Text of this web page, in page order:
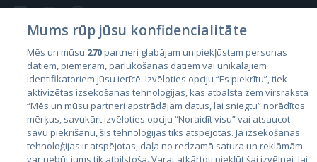
Valstis
Igaunija
Latvija
Lietuva
Mums rūp jūsu konfidencialitāte
Mēs un mūsu 270partneri glabājam un piekļūstam personas
datiem, piemēram, pārlūkošanas datiem vai unikālajiem
identifikatoriem jūsu ierīcē. Izvēloties opciju “Es piekrītu”, tiek
aktivizētas izsekošanas tehnoloģijas, kas atbalsta zem virsraksta
“Mēs un mūsu partneri apstrādājam datus, lai sniegtu” norādītos
mērķus, savukārt izvēloties opciju “Noraidīt visu” vai atsaucot
savu piekrišanu, šīs tehnoloģijas tiks atspējotas. Ja izsekošanas
tehnoloģijas ir atspējotas, daļa no redzamā satura un reklāmām
var nebūt jums tik atbilstoša. Varat atkārtoti piekļūt šai izvēlnei, lai